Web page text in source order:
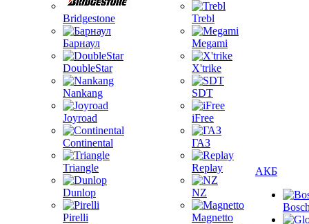
Bridgestone
Барнаул
DoubleStar
Nankang
Joyroad
Continental
Triangle
Dunlop
Pirelli
Trebl
Megami
X'trike
SDT
iFree
ГАЗ
Replay
NZ
Magnetto
АКБ